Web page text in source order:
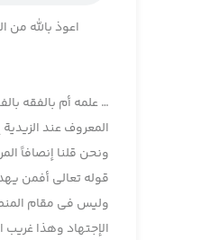
اعوذ بالله من
… علمه أم بالفقه
المعروف عند
ونحن قلنا إنصافاً
قوله تعالى أفمن
وليس في مقام
الإجتهاد وهذا